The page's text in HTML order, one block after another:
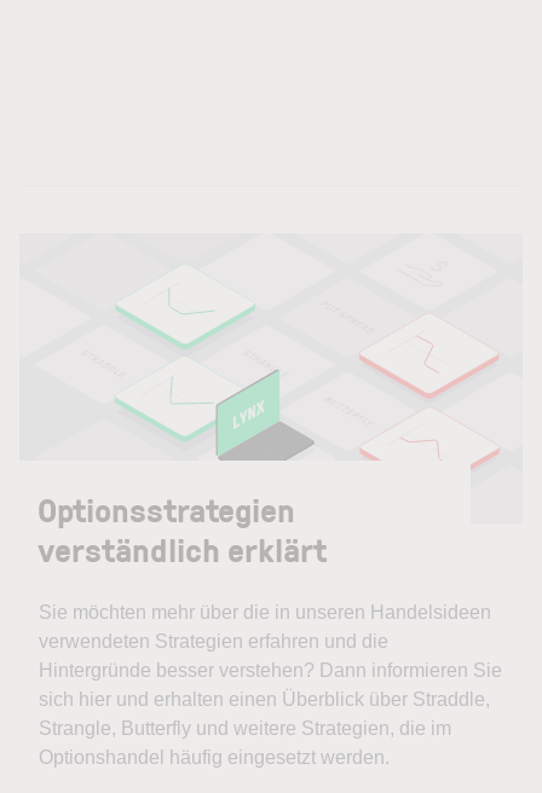
Optionsstrategien
verständlich erklärt
Sie möchten mehr über die in unseren Handelsideen
verwendeten Strategien erfahren und die
Hintergründe besser verstehen? Dann informieren Sie
sich hier und erhalten einen Überblick über Straddle,
Strangle, Butterfly und weitere Strategien, die im
Optionshandel häufig eingesetzt werden.